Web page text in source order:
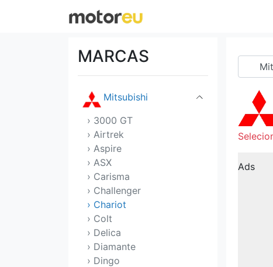
MARCAS
Mercedes
Mitsubishi
› 3000 GT
› Airtrek
› Aspire
› ASX
› Carisma
› Challenger
› Chariot
› Colt
› Delica
› Diamante
› Dingo
Ads